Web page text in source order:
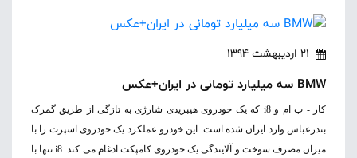
21 اردیبهشت 1394
BMW سه میلیارد تومانی در ایران+عکس
کار - ب ام و i8 که یک خودروی هیبریدی شارژی به تازگی از طریق گمرک
بندرعباس وارد ایران شده است. این خودرو عملکرد یک خودروی اسپرت را با
میزان مصرف سوخت و آلایندگی یک خودروی کامپکت ادغام می کند. i8 تنها با